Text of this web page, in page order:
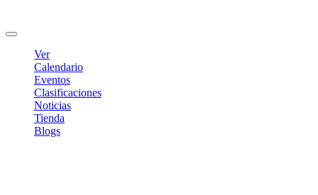
Ver
Calendario
Eventos
Clasificaciones
Noticias
Tienda
Blogs